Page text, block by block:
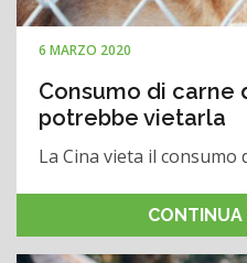
6 MARZO 2020
Consumo di carne
potrebbe vietarla
La Cina vieta il consumo
CONTINUA